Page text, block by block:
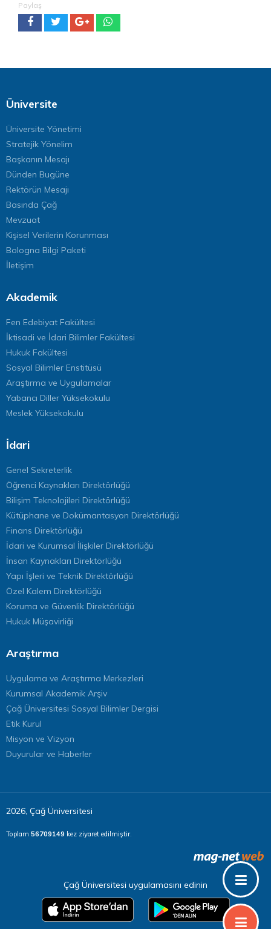
Paylaş
Üniversite
Üniversite Yönetimi
Stratejik Yönelim
Başkanın Mesajı
Dünden Bugüne
Rektörün Mesajı
Basında Çağ
Mevzuat
Kişisel Verilerin Korunması
Bologna Bilgi Paketi
İletişim
Akademik
Fen Edebiyat Fakültesi
İktisadi ve İdari Bilimler Fakültesi
Hukuk Fakültesi
Sosyal Bilimler Enstitüsü
Araştırma ve Uygulamalar
Yabancı Diller Yüksekokulu
Meslek Yüksekokulu
İdari
Genel Sekreterlik
Öğrenci Kaynakları Direktörlüğü
Bilişim Teknolojileri Direktörlüğü
Kütüphane ve Dokümantasyon Direktörlüğü
Finans Direktörlüğü
İdari ve Kurumsal İlişkiler Direktörlüğü
İnsan Kaynakları Direktörlüğü
Yapı İşleri ve Teknik Direktörlüğü
Özel Kalem Direktörlüğü
Koruma ve Güvenlik Direktörlüğü
Hukuk Müşavirliği
Araştırma
Uygulama ve Araştırma Merkezleri
Kurumsal Akademik Arşiv
Çağ Üniversitesi Sosyal Bilimler Dergisi
Etik Kurul
Misyon ve Vizyon
Duyurular ve Haberler
2026, Çağ Üniversitesi
Toplam 56709149 kez ziyaret edilmiştir.
Çağ Üniversitesi uygulamasını edinin